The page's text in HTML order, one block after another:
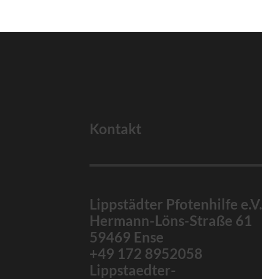
Kontakt
Lippstädter Pfotenhilfe e.V.
Hermann-Löns-Straße 61
59469 Ense
+49 172 8952058
Lippstaedter-